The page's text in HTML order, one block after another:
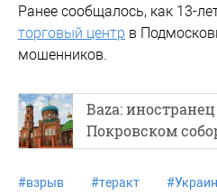
Ранее сообщалось, как 13-
торговый центр в
мошенников.
Baza:
Покровском
#взрыв #теракт #